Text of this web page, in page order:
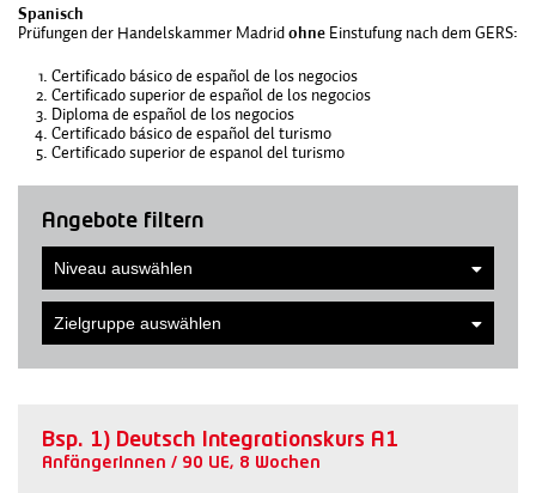
Spanisch
Prüfungen der Handelskammer Madridohne Einstufung nach dem GERS:
Certificado básico de español de los negocios
Certificado superior de español de los negocios
Diploma de español de los negocios
Certificado básico de español del turismo
Certificado superior de espanol del turismo
Angebote filtern
Bsp. 1) Deutsch Integrationskurs A1
AnfängerInnen / 90 UE, 8 Wochen